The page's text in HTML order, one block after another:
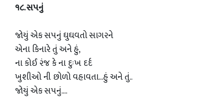
૧૮. સપનું
જોયું એક સપનું ઘુઘવતો સાગરને
એના કિનારે તું અને હું,
ના કોઈ રંજ કે ના દુઃખ દર્દ
ખુશીઓ ની છોળો વહાવતા...હું અને તું..
જોયું એક સપનું....